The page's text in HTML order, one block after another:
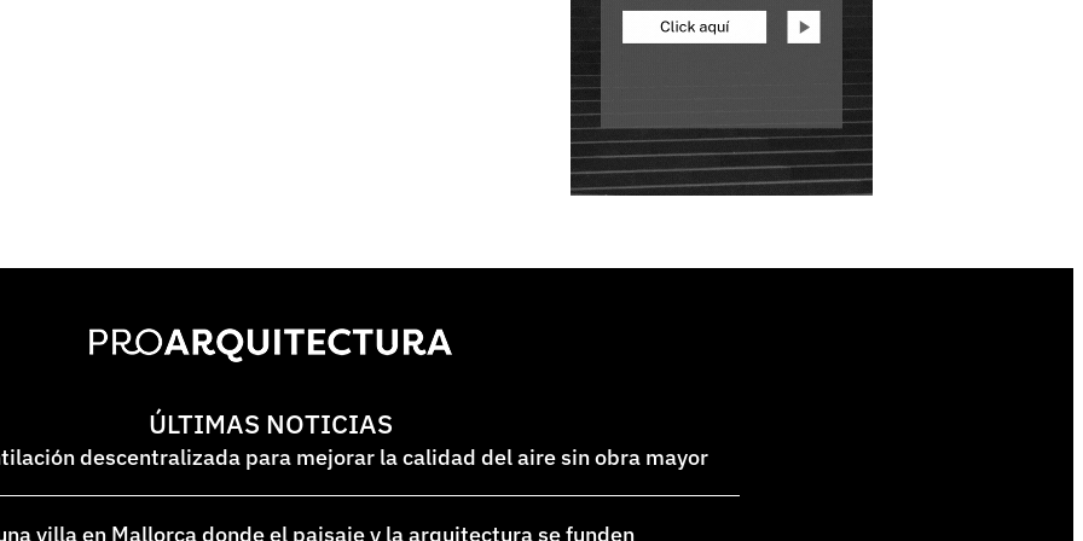
ÚLTIMAS NOTICIAS
descentralizada para mejorar la calidad del aire sin obra mayor
villa en Mallorca donde el paisaje y la arquitectura se funden